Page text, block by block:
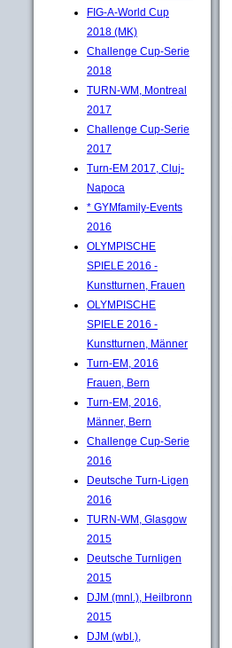
FIG-A-World Cup
2018 (MK)
Challenge Cup-Serie
2018
TURN-WM, Montreal
2017
Challenge Cup-Serie
2017
Turn-EM 2017, Cluj-
Napoca
* GYMfamily-Events
2016
OLYMPISCHE
SPIELE 2016 -
Kunstturnen, Frauen
OLYMPISCHE
SPIELE 2016 -
Kunstturnen, Männer
Turn-EM, 2016
Frauen, Bern
Turn-EM, 2016,
Männer, Bern
Challenge Cup-Serie
2016
Deutsche Turn-Ligen
2016
TURN-WM, Glasgow
2015
Deutsche Turnligen
2015
DJM (mnl.), Heilbronn
2015
DJM (wbl.),